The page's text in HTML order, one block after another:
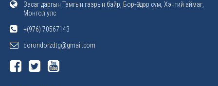
Засаг даргын Тамгын газрын байр, Бор-Өндөр сум, Хэнтий аймаг,
Монгол улс
+(976) 70567143
borondorzdtg@gmail.com